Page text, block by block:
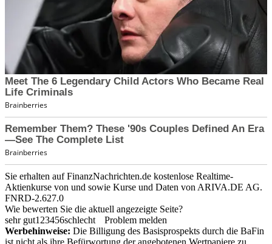
Sie erhalten auf FinanzNachrichten.de kostenlose Realtime-
Aktienkurse von und sowie Kurse und Daten vonARIVA.DE AG.
FNRD-2.627.0
Wie bewerten Sie die aktuell angezeigte Seite?
sehr gut123456schlecht
Problem melden
Werbehinweise: Die Billigung des Basisprospekts durch die BaFin